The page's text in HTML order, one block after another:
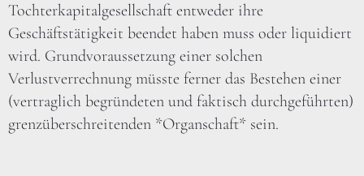
Tochterkapitalgesellschaft entweder ihre
Geschäftstätigkeit beendet haben muss oder liquidiert
wird. Grundvoraussetzung einer solchen
Verlustverrechnung müsste ferner das Bestehen einer
(vertraglich begründeten und faktisch durchgeführten)
grenzüberschreitenden *Organschaft* sein.